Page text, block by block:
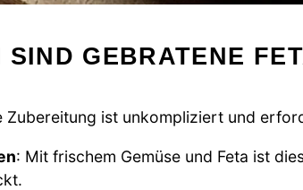
SIND GEBRATENE
Zubereitung ist unkompliziert und
: Mit frischem Gemüse und Feta ist